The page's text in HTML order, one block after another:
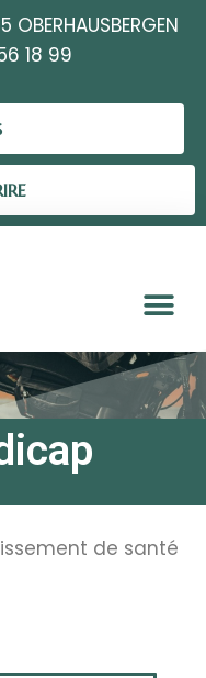
18 99
de santé